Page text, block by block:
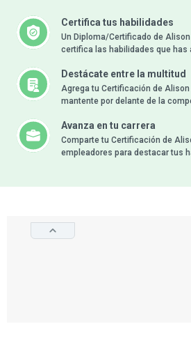
Certifica tus habilidades
Un Diploma/Certificado de
certifica las habilidades que has
Destácate entre la multitud
Agrega tu Certificación de
mantente por delante de la
Avanza en tu carrera
Comparte tu Certificación de
empleadores para destacar tus